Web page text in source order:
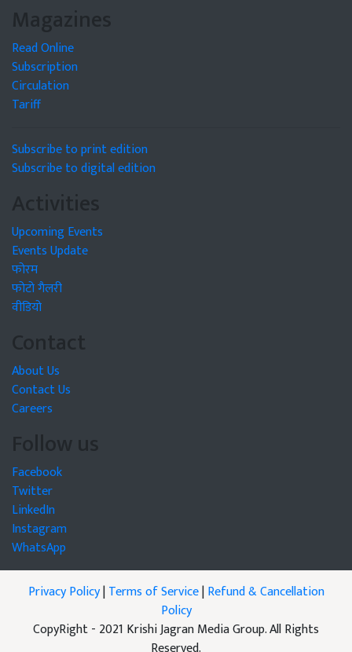
Magazines
Read Online
Subscription
Circulation
Tariff
Subscribe to print edition
Subscribe to digital edition
Activities
Upcoming Events
Events Update
फोरम
फोटो गैलरी
वीडियो
Contact
About Us
Contact Us
Careers
Follow us
Facebook
Twitter
LinkedIn
Instagram
WhatsApp
Privacy Policy|Terms of Service|Refund & Cancellation
Policy
CopyRight - 2021 Krishi Jagran Media Group. All Rights